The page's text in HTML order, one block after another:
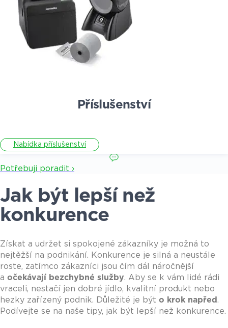
Příslušenství
Nabídka příslušenství
Potřebuji poradit ›
Jak být lepší než
konkurence
Získat a udržet si spokojené zákazníky je možná to
nejtěžší na podnikání. Konkurence je silná a neustále
roste, zatímco zákazníci jsou čím dál náročnější
a očekávají bezchybné služby. Aby se k vám lidé rádi
vraceli, nestačí jen dobré jídlo, kvalitní produkt nebo
hezky zařízený podnik. Důležité je být o krok napřed.
Podívejte se na naše tipy, jak být lepší než konkurence.